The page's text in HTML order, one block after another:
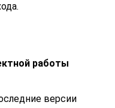
работы
версии